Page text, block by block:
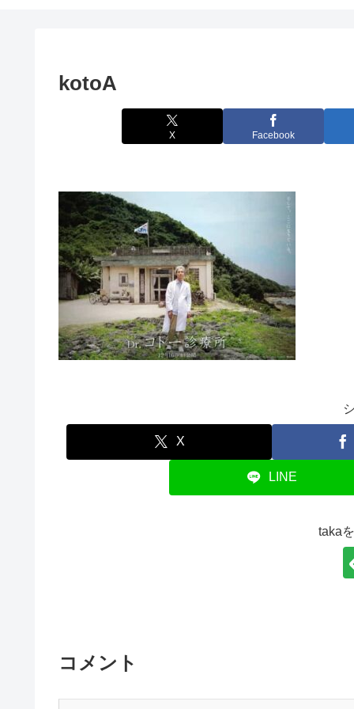
kotoA
X Facebook
X
LINE
taka
コメント